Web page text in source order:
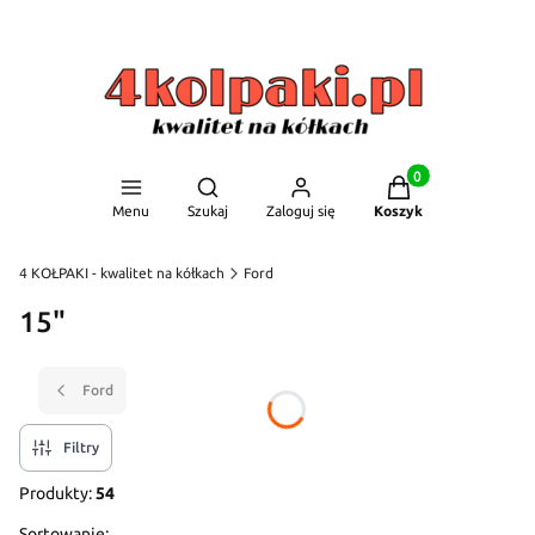
Menu
Otwórz wyszukiwarkę
Szukaj Zaloguj się
Produkty w
Koszyk
4 KOŁPAKI - kwalitet na kółkach Ford
15"
Ford
Filtry
Produkty:54